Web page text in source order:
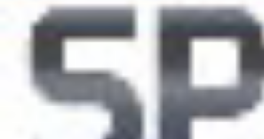
BOILS BAPTISTE
495 MARTINEZ YANNICK M SE
MERIGOT JULIEN
306 ABBAS JONATHAN
M ES